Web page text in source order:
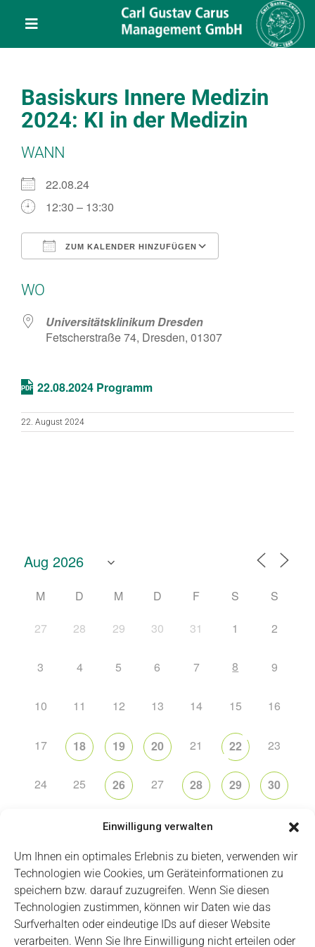
Einwilligung verwalten
Um Ihnen ein optimales Erlebnis zu bieten, verwenden wir
Technologien wie Cookies, um Geräteinformationen zu
speichern bzw. darauf zuzugreifen. Wenn Sie diesen
Technologien zustimmen, können wir Daten wie das
Surfverhalten oder eindeutige IDs auf dieser Website
verarbeiten. Wenn Sie Ihre Einwilligung nicht erteilen oder
Toggle
Navigation
Über uns
Veranstaltungen
Projekte
Service
Kontakt
Basiskurs Innere Medizin
2024: KI in der Medizin
WANN
22.08.24
12:30 – 13:30
ZUM KALENDER HINZUFÜGEN
WO
Universitätsklinikum Dresden
Fetscherstraße 74, Dresden, 01307
22.08.2024 Programm
22. August 2024
M D M D F S
S
27
28 29 30 31 1 2
3 4 5 6 7 8 9
10 11 12 13 14 15 16
17 18 19 20 21 22 23
24 25 26 27 28 29 30
2 3 4
Impressum Datenschutz Login